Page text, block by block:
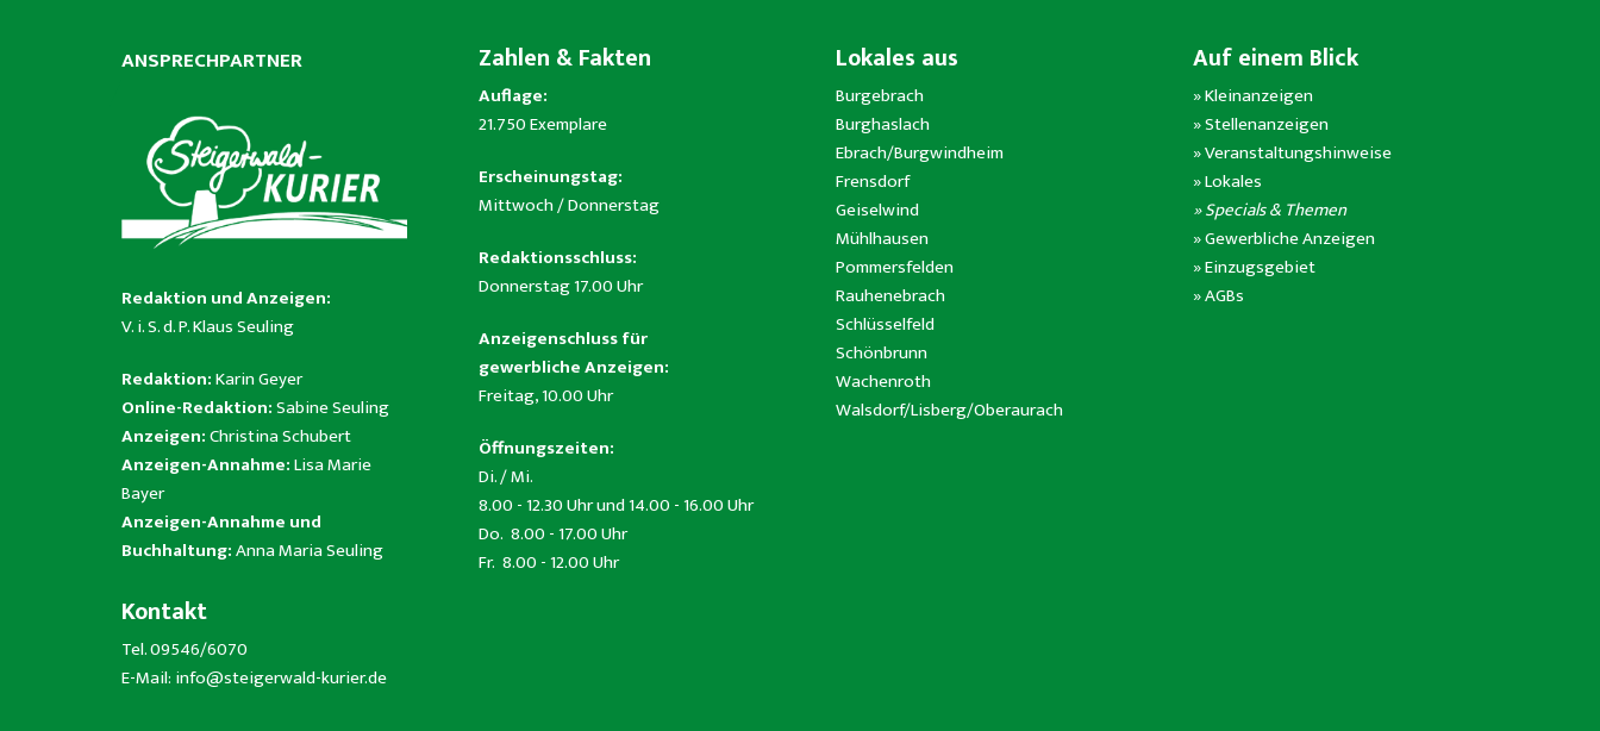
ANSPRECHPARTNER
Redaktion und Anzeigen:
V. i. S. d. P. Klaus Seuling
Redaktion:Karin Geyer
Online-Redaktion:Sabine Seuling
Anzeigen:Christina Schubert
Anzeigen-Annahme:Lisa Marie
Bayer
Anzeigen-Annahme und
Buchhaltung:Anna Maria Seuling
Kontakt
Tel. 09546/6070
E-Mail: info@steigerwald-kurier.de
Zahlen & Fakten
Auflage:
21.750 Exemplare
Erscheinungstag:
Mittwoch / Donnerstag
Redaktionsschluss:
Donnerstag 17.00 Uhr
Anzeigenschluss für
gewerbliche Anzeigen:
Freitag, 10.00 Uhr
Öffnungszeiten:
Di. / Mi.
8.00 - 12.30 Uhr und 14.00 - 16.00 Uhr
Do. 8.00 - 17.00 Uhr
Fr. 8.00 - 12.00 Uhr
Lokales aus
Burgebrach
Burghaslach
Ebrach/Burgwindheim
Frensdorf
Geiselwind
Mühlhausen
Pommersfelden
Rauhenebrach
Schlüsselfeld
Schönbrunn
Wachenroth
Walsdorf/Lisberg/Oberaurach
Auf einem Blick
»Kleinanzeigen
»Stellenanzeigen
»Veranstaltungshinweise
»Lokales
» Specials & Themen
»Gewerbliche Anzeigen
»Einzugsgebiet
»AGBs